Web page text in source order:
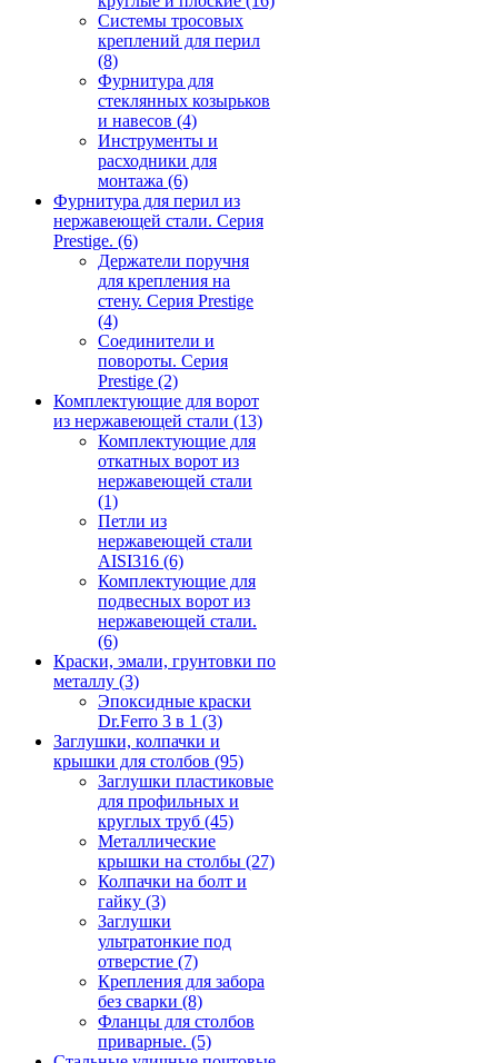
Системы тросовых
креплений для перил
(8)
Фурнитура для
стеклянных козырьков
и навесов (4)
Инструменты и
расходники для
монтажа (6)
Фурнитура для перил из
нержавеющей стали. Серия
Prestige. (6)
Держатели поручня
для крепления на
стену. Серия Prestige
(4)
Соединители и
повороты. Серия
Prestige (2)
Комплектующие для ворот
из нержавеющей стали (13)
Комплектующие для
откатных ворот из
нержавеющей стали
(1)
Петли из
нержавеющей стали
AISI316 (6)
Комплектующие для
подвесных ворот из
нержавеющей стали.
(6)
Краски, эмали, грунтовки по
металлу (3)
Эпоксидные краски
Dr.Ferro 3 в 1 (3)
Заглушки, колпачки и
крышки для столбов (95)
Заглушки пластиковые
для профильных и
круглых труб (45)
Металлические
крышки на столбы (27)
Колпачки на болт и
гайку (3)
Заглушки
ультратонкие под
отверстие (7)
Крепления для забора
без сварки (8)
Фланцы для столбов
приварные. (5)